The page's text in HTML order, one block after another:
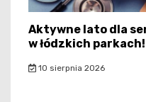
Aktywne lato dla
w łódzkich parkach!
10 sierpnia 2026